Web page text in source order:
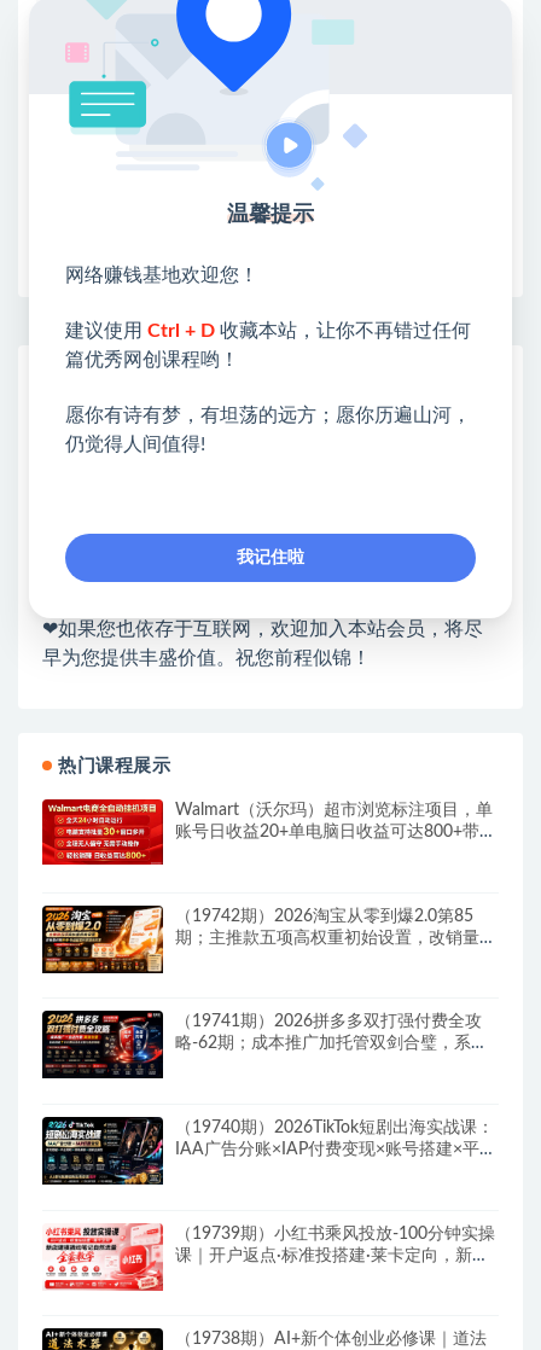
②：选择【在浏览器打开】
③：点击右上方【登录】领取
限时活动：注册新用户赠送VIP
站长微信：无
❤本站：本站整合多方资源站，主要面向互联网创业
各种项目 + 提升网创认知。
❤本站为众多团队提供了重要价值，也为众多创业者
❤如果您也依存于互联网，欢迎加入本站会员，将尽
早为您提供丰盛价值。祝您前程似锦！
热门课程展示
Walmart（沃尔玛）超市浏览标注项目，单
账号日收益20+单电脑日收益可达800+带分
（19742期）2026淘宝从零到爆2.0第85
期；主推款五项高权重初始设置，改销量评
（19741期）2026拼多多双打强付费全攻
略-62期；成本推广加托管双剑合璧，系统
（19740期）2026TikTok短剧出海实战课：
IAA广告分账×IAP付费变现×账号搭建×平台
（19739期）小红书乘风投放-100分钟实操
课｜开户返点·标准投搭建·莱卡定向，新店
（19738期）AI+新个体创业必修课｜道法
温馨提示
网络赚钱基地欢迎您！
建议使用 Ctrl + D 收藏本站，让你不再错过任何
篇优秀网创课程哟！
愿你有诗有梦，有坦荡的远方；愿你历遍山河，
仍觉得人间值得!
我记住啦